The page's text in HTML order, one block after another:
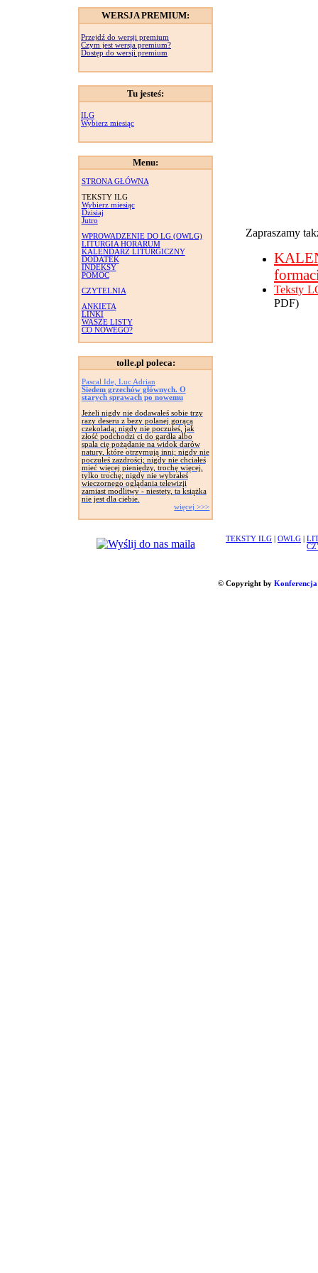
WERSJA PREMIUM:
Przejdź do wersji premium
Czym jest wersja premium?
Dostęp do wersji premium
Tu jesteś:
ILG
Wybierz miesiąc
Menu:
STRONA GŁÓWNA
TEKSTY ILG
Wybierz miesiąc
Dzisiaj
Jutro
WPROWADZENIE DO LG (OWLG)
LITURGIA HORARUM
KALENDARZ LITURGICZNY
DODATEK
INDEKSY
POMOC
CZYTELNIA
ANKIETA
LINKI
WASZE LISTY
CO NOWEGO?
tolle.pl poleca:
Pascal Ide, Luc Adrian
Siedem grzechów głównych. O
starych sprawach po nowemu
Jeżeli nigdy nie dodawałeś sobie trzy
razy deseru z bezy polanej gorącą
czekoladą; nigdy nie poczułeś, jak
złość podchodzi ci do gardła albo
spala cię pożądanie na widok darów
natury, które otrzymują inni; nigdy nie
poczułeś zazdrości; nigdy nie chciałeś
mieć więcej pieniędzy, trochę więcej,
tylko trochę; nigdy nie wybrałeś
wieczornego oglądania telewizji
zamiast modlitwy - niestety, ta książka
nie jest dla ciebie.
więcej >>>
Zapraszamy
Teksty
PDF)
TEKSTY ILG OWLG
© Copyright by Konferencja